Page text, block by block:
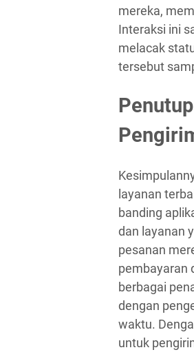
mereka,
Interaksi ini
melacak
tersebut
layanan
banding
dan layanan
pesanan
pembayaran
berbagai
dengan
waktu.
untuk